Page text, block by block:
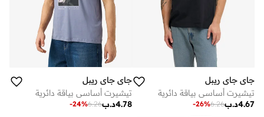
جاي جاي ريبل
تيشيرت أساسي بياقة دائرية
د.ب4.67
6.26
-26%
جاي جاي ريبل
تيشيرت أساسي بياقة دائرية
د.ب4.78
6.26
-24%